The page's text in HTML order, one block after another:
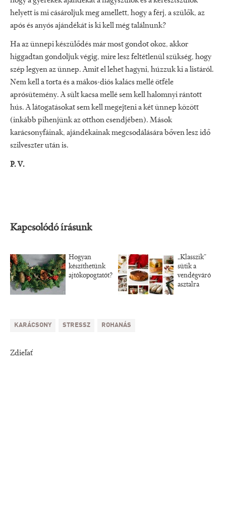
helyett is mi cásároljuk meg amellett, hogy a férj, a szülők, az
após és anyós ajándékát is ki kell még találnunk?
Ha az ünnepi készülődés már most gondot okoz, akkor
higgadtan gondoljuk végig, mire lesz feltétlenül szükség, hogy
szép legyen az ünnep. Amit el lehet hagyni, húzzuk ki a listáról.
Nem kell a torta és a mákos-diós kalács mellé ötféle
aprósütemény. A sült kacsa mellé sem kell halomnyi rántott
hús. A látogatásokat sem kell megejteni a két ünnep között
(inkább pihenjünk az otthon csendjében). Mások
karácsonyfáinak, ajándékainak megcsodálására bőven lesz idő
szilveszter után is.
P. V.
Kapcsolódó írásunk
Hogyan
készíthetünk
ajtókopogtatót?
„Klasszik”
sütik a
vendégváró
asztalra
KARÁCSONY STRESSZ ROHANÁS
Zdieľať